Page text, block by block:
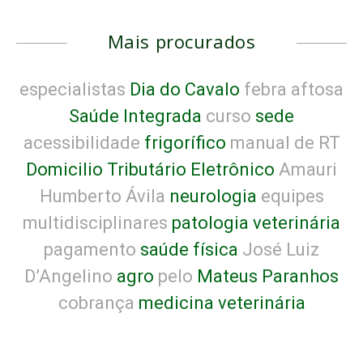
Mais procurados
especialistas Dia do Cavalo febra aftosa
Saúde Integrada curso sede
acessibilidade frigorífico manual de RT
Domicilio Tributário Eletrônico Amauri
Humberto Ávila neurologia equipes
multidisciplinares patologia veterinária
pagamento saúde física José Luiz
D’Angelino agro pelo Mateus Paranhos
cobrança medicina veterinária